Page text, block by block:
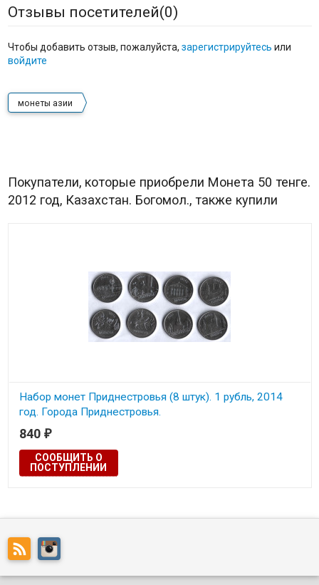
Отзывы посетителей(0)
Чтобы добавить отзыв, пожалуйста, зарегистрируйтесь или
войдите
монеты азии
Покупатели, которые приобрели Монета 50 тенге.
2012 год, Казахстан. Богомол., также купили
Набор монет Приднестровья (8 штук). 1 рубль, 2014
год. Города Приднестровья.
840 ₽
СООБЩИТЬ О
ПОСТУПЛЕНИИ